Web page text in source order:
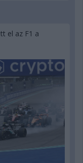
el az F1 a